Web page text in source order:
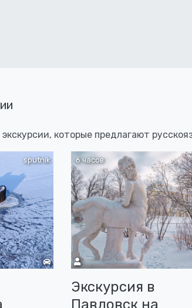
которые предлагают
sputnik 6 часов
Экскурсия в
Павловск на